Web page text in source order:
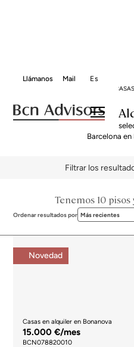
Mail
Llámanos Es
ALQUILER PISOS Y CASAS
Pisos y casas en
Descubre nuestra exclusiva
Barcelona
Filtrar los
Tenemos 10
Ordenar resultados por Más recientes
Novedad
Casas en alquiler en Bonanova
15.000 €/mes
BCN078820010